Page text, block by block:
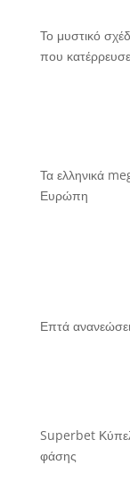
Το μυστικό
που κατέρρευσε
Τα ελληνικά
Ευρώπη
Επτά
Superbet
φάσης